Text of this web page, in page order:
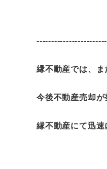
縁不動産では、ま
今後不動産売却が
縁不動産にて迅速